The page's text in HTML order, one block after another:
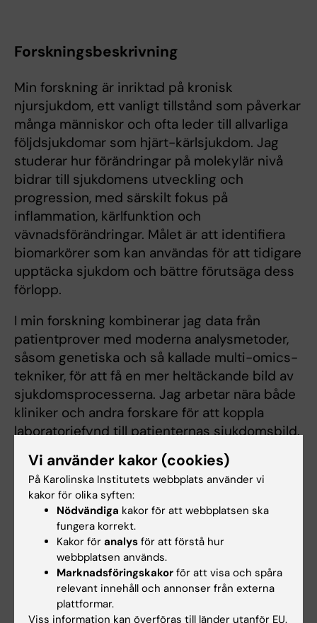
Forskningsbeskrivning
Min forskning är inriktad på kronisk
njursjukdom, ett vanligt tillstånd som påverkar
många människor och ofta leder till allvarliga
följdsjukdomar som hjärt-kärlsjukdom. Jag
studerar hur förändringar på molekylär nivå
bidrar till sjukdomens utveckling och
progression, med särskilt fokus på
inflammation, kärlfunktion och
vävnadsförändringar. Målet är att identifiera
biomarkörer som kan användas för att tidigare
upptäcka sjukdom och bättre förutsäga dess
förlopp.
I min forskning kombinerar jag data från
patientprover med moderna analysmetoder,
såsom genetiska och så kallade multi-omics-
tekniker, för att få en mer heltäckande bild av
sjukdomsprocesserna. Jag arbetar nära både
kliniker och andra forskare för att koppla
laboratoriefynd till patienternas sjukdomsbild.
På lång sikt strävar forskningen efter att bidra
till mer individanpassad vård och förbättrade
behandlingsstrategier för patienter med
njursjukdom.
Undervisning
Jag undervisar på flera nivåer inom Karolinska
Vi använder kakor (cookies)
På Karolinska Institutets webbplats använder vi
kakor för olika syften:
Nödvändiga kakor för att webbplatsen ska
fungera korrekt.
Kakor för analys för att förstå hur
webbplatsen används.
Marknadsföringskakor för att visa och spåra
relevant innehåll och annonser från externa
plattformar.
Viss information kan överföras till länder utanför EU.